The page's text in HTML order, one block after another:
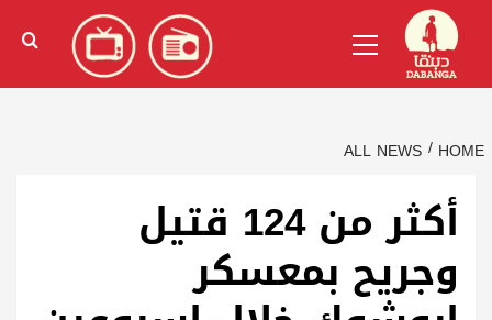
content
الإنجليزية)
Menu
HOME
ALL NEWS
أكثر من 124 قتيل
وجريح بمعسكر